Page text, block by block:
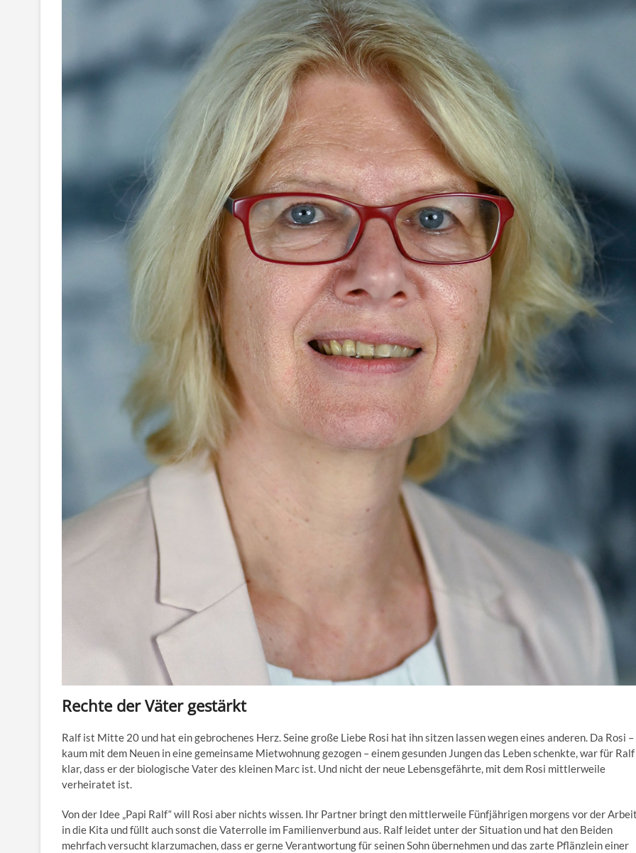
Rechte der Väter gestärkt
Ralf ist Mitte 20 und hat ein gebrochenes Herz. Seine große Liebe Rosi hat ihn sitzen lassen wegen eines anderen. Da Rosi –
kaum mit dem Neuen in eine gemeinsame Mietwohnung gezogen – einem gesunden Jungen das Leben schenkte, war für Ralf
klar, dass er der biologische Vater des kleinen Marc ist. Und nicht der neue Lebensgefährte, mit dem Rosi mittlerweile
verheiratet ist.
Von der Idee „Papi Ralf“ will Rosi aber nichts wissen. Ihr Partner bringt den mittlerweile Fünfjährigen morgens vor der Arbeit
in die Kita und füllt auch sonst die Vaterrolle im Familienverbund aus. Ralf leidet unter der Situation und hat den Beiden
mehrfach versucht klarzumachen, dass er gerne Verantwortung für seinen Sohn übernehmen und das zarte Pflänzlein einer